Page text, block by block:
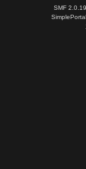
SMF 2.0.19